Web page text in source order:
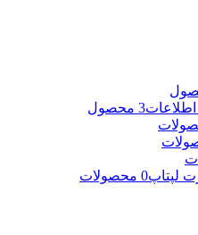
3 محصول
لپتاپ0 محصولات